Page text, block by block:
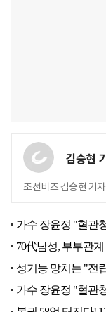
김승현
조선비즈 김승현 기